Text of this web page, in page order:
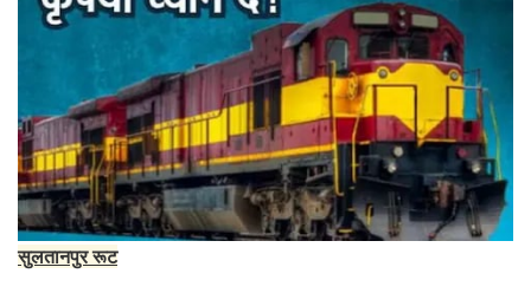
सुलतानपुर रूट